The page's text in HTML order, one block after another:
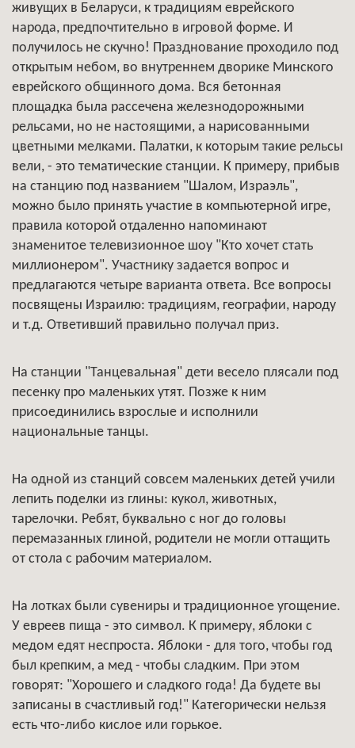
живущих в Беларуси, к традициям еврейского
народа, предпочтительно в игровой форме. И
получилось не скучно! Празднование проходило под
открытым небом, во внутреннем дворике Минского
еврейского общинного дома. Вся бетонная
площадка была рассечена железнодорожными
рельсами, но не настоящими, а нарисованными
цветными мелками. Палатки, к которым такие рельсы
вели, - это тематические станции. К примеру, прибыв
на станцию под названием "Шалом, Израэль",
можно было принять участие в компьютерной игре,
правила которой отдаленно напоминают
знаменитое телевизионное шоу "Кто хочет стать
миллионером". Участнику задается вопрос и
предлагаются четыре варианта ответа. Все вопросы
посвящены Израилю: традициям, географии, народу
и т.д. Ответивший правильно получал приз.
На станции "Танцевальная" дети весело плясали под
песенку про маленьких утят. Позже к ним
присоединились взрослые и исполнили
национальные танцы.
На одной из станций совсем маленьких детей учили
лепить поделки из глины: кукол, животных,
тарелочки. Ребят, буквально с ног до головы
перемазанных глиной, родители не могли оттащить
от стола с рабочим материалом.
На лотках были сувениры и традиционное угощение.
У евреев пища - это символ. К примеру, яблоки с
медом едят неспроста. Яблоки - для того, чтобы год
был крепким, а мед - чтобы сладким. При этом
говорят: "Хорошего и сладкого года! Да будете вы
записаны в счастливый год!" Категорически нельзя
есть что-либо кислое или горькое.